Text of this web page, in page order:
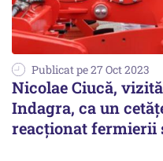
Publicat pe 27 Oct 2023
Nicolae Ciucă,
Indagra, ca un
reacționat